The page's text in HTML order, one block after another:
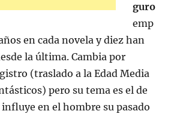
guro
emp
en cada novela y diez han
la última. Cambia por
(traslado a la Edad Media
pero su tema es el de
en el hombre su pasado